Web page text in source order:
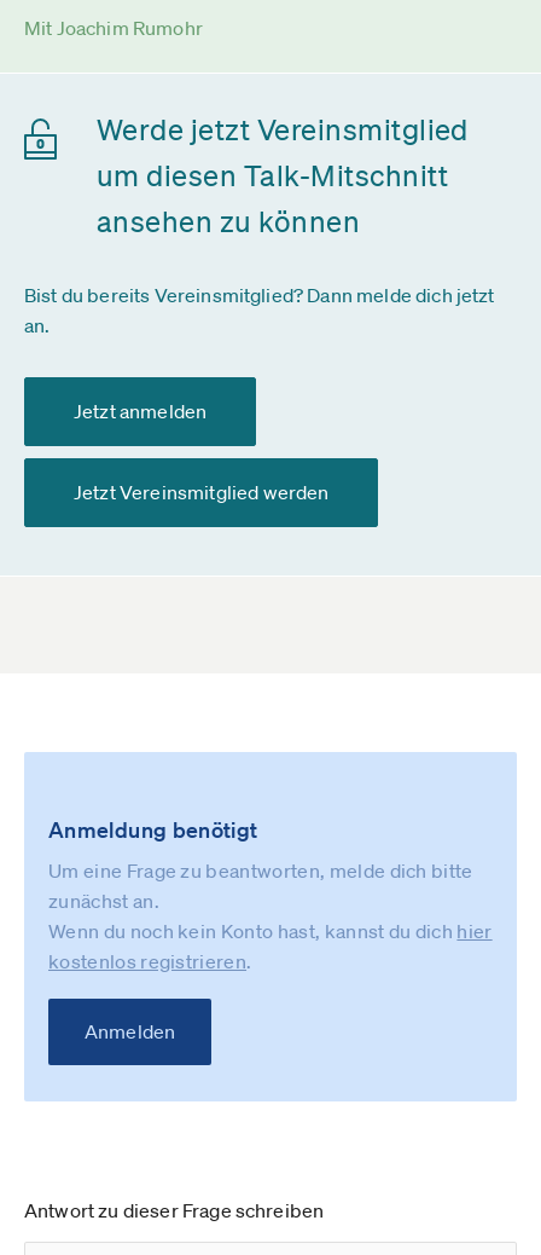
Mit Joachim Rumohr
Werde jetzt Vereinsmitglied
um diesen Talk-Mitschnitt
ansehen zu können
Bist du bereits Vereinsmitglied? Dann melde dich jetzt
an.
Jetzt anmelden
Jetzt Vereinsmitglied werden
Anmeldung benötigt
Um eine Frage zu beantworten, melde dich bitte
zunächst an.
Wenn du noch kein Konto hast, kannst du dich hier
kostenlos registrieren.
Anmelden
Antwort zu dieser Frage schreiben